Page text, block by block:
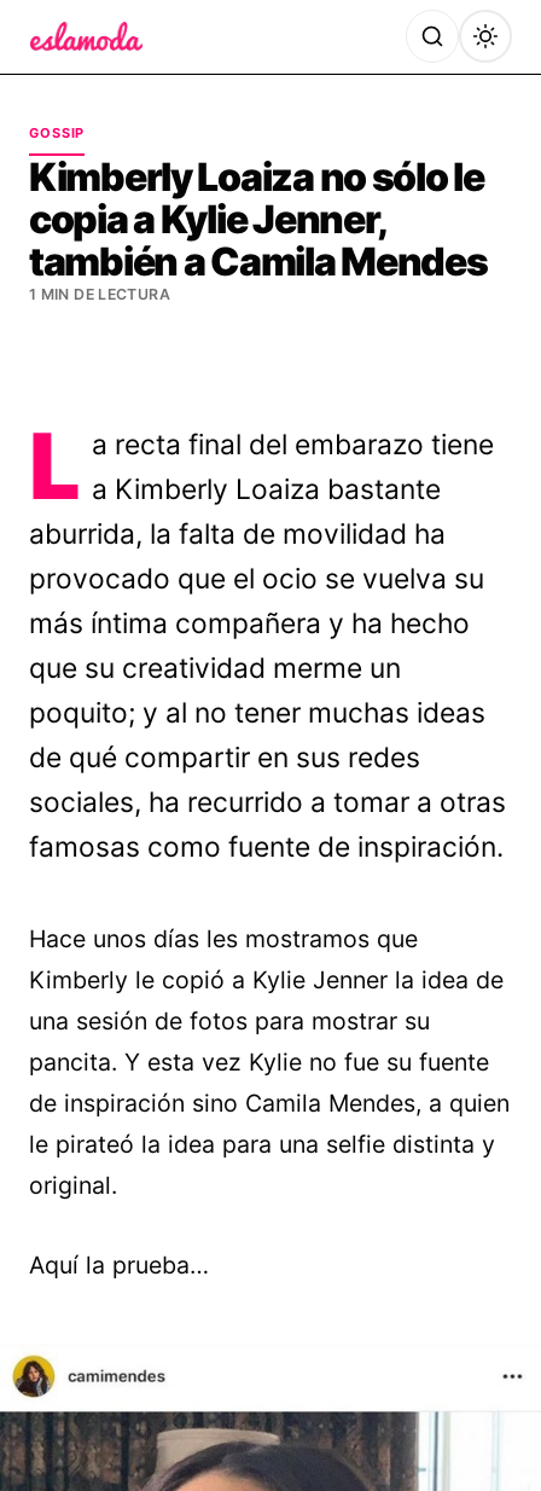
GOSSIP
Kimberly Loaiza no sólo le
copia a Kylie Jenner,
también a Camila Mendes
1 MIN DE LECTURA
L a recta final del embarazo tiene
a Kimberly Loaiza bastante
aburrida, la falta de movilidad ha
provocado que el ocio se vuelva su
más íntima compañera y ha hecho
que su creatividad merme un
poquito; y al no tener muchas ideas
de qué compartir en sus redes
sociales, ha recurrido a tomar a otras
famosas como fuente de inspiración.
Hace unos días les mostramos que
Kimberly le copió a Kylie Jenner la idea de
una sesión de fotos para mostrar su
pancita. Y esta vez Kylie no fue su fuente
de inspiración sino Camila Mendes, a quien
le pirateó la idea para una selfie distinta y
original.
Aquí la prueba…